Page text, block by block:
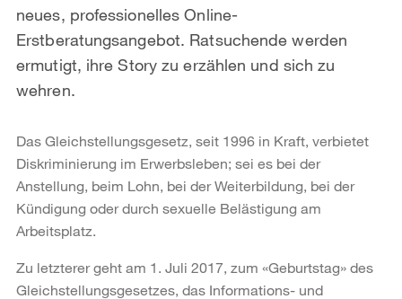
neues, professionelles Online-
Erstberatungsangebot. Ratsuchende werden
ermutigt, ihre Story zu erzählen und sich zu
wehren.
Das Gleichstellungsgesetz, seit 1996 in Kraft, verbietet
Diskriminierung im Erwerbsleben; sei es bei der
Anstellung, beim Lohn, bei der Weiterbildung, bei der
Kündigung oder durch sexuelle Belästigung am
Arbeitsplatz.
Zu letzterer geht am 1. Juli 2017, zum «Geburtstag» des
Gleichstellungsgesetzes, das Informations- und